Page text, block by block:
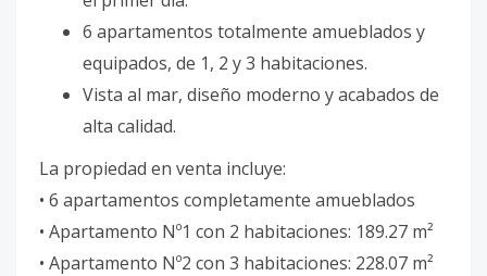
6 apartamentos totalmente amueblados y
equipados, de 1, 2 y 3 habitaciones.
Vista al mar, diseño moderno y acabados de
alta calidad.
La propiedad en venta incluye:
• 6 apartamentos completamente amueblados
• Apartamento Nº1 con 2 habitaciones: 189.27 m²
• Apartamento Nº2 con 3 habitaciones: 228.07 m²